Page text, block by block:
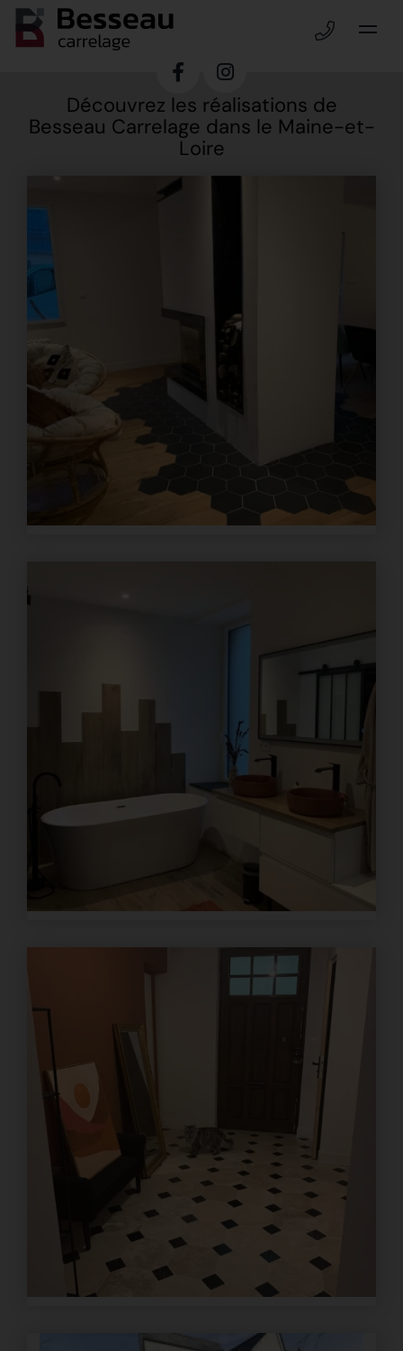
Découvrez les réalisations de
Besseau Carrelage dans le Maine-et-
Loire